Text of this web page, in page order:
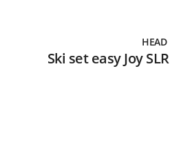
HEAD
Ski set easy Joy